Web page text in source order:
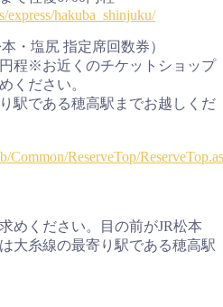
express/hakuba_shinjuku/
・塩尻 指定席回数券）
程※お近くのチケットショップ
ください。
駅である穂高駅までお越しくだ
Common/ReserveTop/
めください。目の前がJR松本
大糸線の最寄り駅である穂高駅